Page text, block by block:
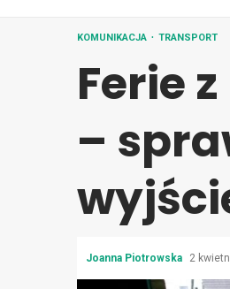
KOMUNIKACJA TRANSPORT
Ferie
–
Joanna Piotrowska 2